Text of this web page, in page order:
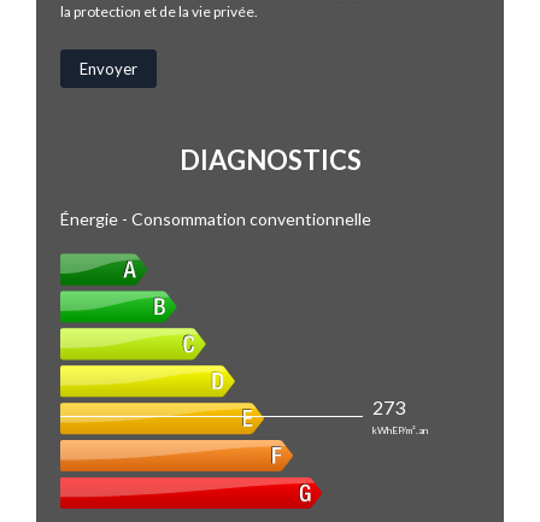
la protection et de la vie privée.
DIAGNOSTICS
Énergie - Consommation conventionnelle
273
kWhEP/m².an